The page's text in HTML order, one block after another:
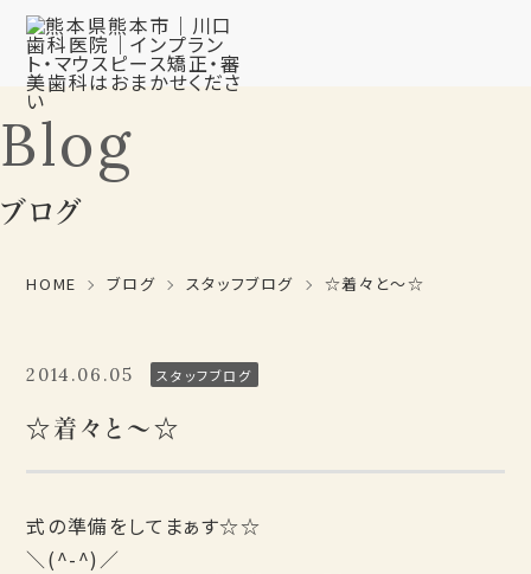
Blog
ブログ
HOME ブログ スタッフブログ ☆着々と～☆
2014.06.05 スタッフブログ
☆着々と～☆
式の準備をしてまぁす☆☆
＼(^-^)／